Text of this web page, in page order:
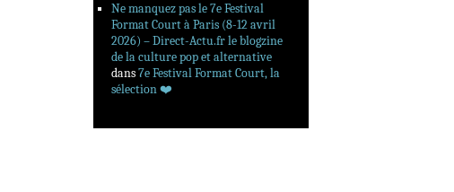
Ne manquez pas le 7e Festival
Format Court à Paris (8-12 avril
2026) – Direct-Actu.fr le blogzine
de la culture pop et alternative
dans7e Festival Format Court, la
sélection ❤️‍